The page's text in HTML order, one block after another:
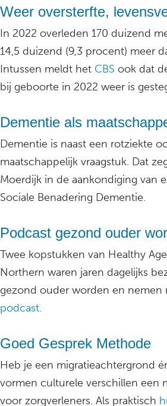
Weer oversterfte,
In 2022 overleden 170 duizend
14,5 duizend (9,3 procent) meer
Intussen meldt het CBS ook dat
bij geboorte in 2022 weer is
Dementie als
Dementie is naast een rotziekte
maatschappelijk vraagstuk. Dat
Moerdijk in de aankondiging van
Sociale Benadering Dementie.
Podcast gezond ouder
Twee kopstukken van Healthy
Northern waren jaren dagelijks
gezond ouder worden en nemen
podcast.
Goed Gesprek Methode
Heb je een migratieachtergrond
vormen culturele verschillen een
voor zorgverleners. Als praktisch